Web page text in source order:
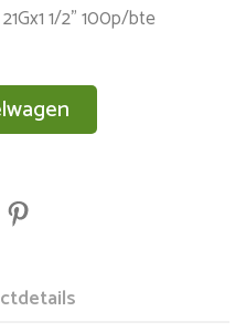
1/2" 100p/bte